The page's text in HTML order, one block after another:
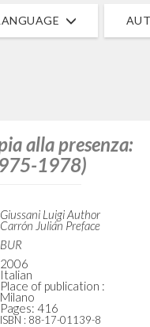
alla presenza:
1978)
Giussani Luigi Author
Carrón Julián Preface
BUR
2006
Italian
Place of publication :
Milano
Pages: 416
ISBN : 88-17-01139-8